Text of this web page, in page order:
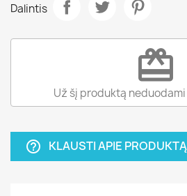
Dalintis
redeem
Už šį produktą
help_outline KLAUSTI APIE PRODUKTĄ